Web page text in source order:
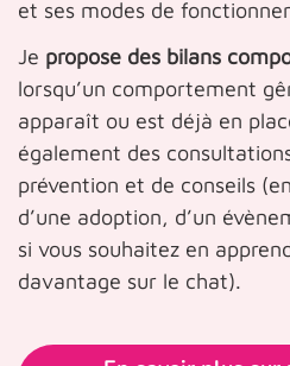
et ses modes de
Je propose des bilans
lorsqu’un comportement
apparaît ou est déjà en
également des
prévention et de conseils
d’une adoption, d’un
si vous souhaitez en
davantage sur le chat).